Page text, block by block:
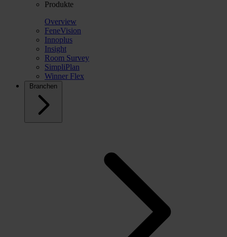
Produkte
Overview
FeneVision
Innoplus
Insight
Room Survey
SimpliPlan
Winner Flex
Branchen